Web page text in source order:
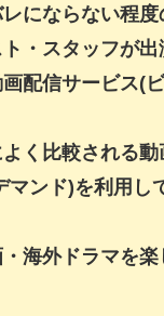
ならない程度
スタッフが出
配信サービス(
く比較される動
ンド)を利用し
海外ドラマを